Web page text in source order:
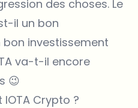
des choses. Le
il un bon
bon investissement
va-t-il encore
😉
Crypto ?